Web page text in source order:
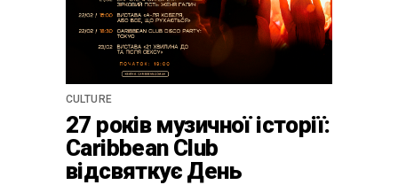
CULTURE
27 років музичної історії:
Caribbean Club
відсвяткує День